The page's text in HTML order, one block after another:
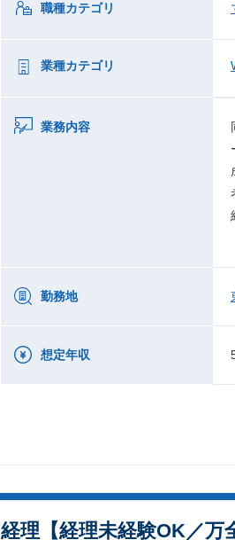
職種カテゴリ
業種カテゴリ
業務内容
勤務地
想定年収
経理【経理未経験OK／万